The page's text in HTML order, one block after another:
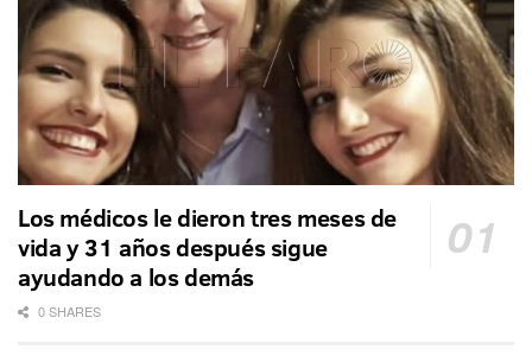
Los médicos le dieron tres meses de
vida y 31 años después sigue
ayudando a los demás
0 SHARES